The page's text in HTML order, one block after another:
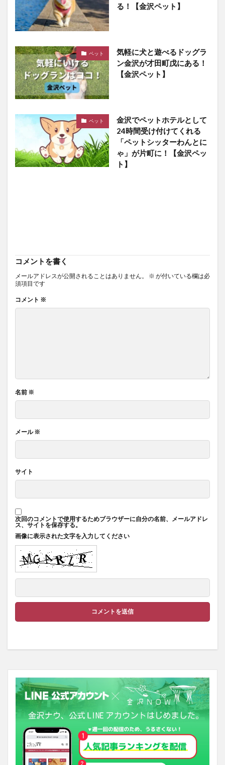
る！【金沢ペット】
ペット
気軽に犬と遊べるドッグラ
ン金沢が才田町戊にある！
【金沢ペット】
ペット
金沢でペットホテルとして
24時間受け付けてくれる
「ペットシッターわんとに
ゃ」が片町に！【金沢ペッ
ト】
コメントを書く
メールアドレスが公開されることはありません。 ※ が付いている欄は必
須項目です
コメント ※
名前 ※
メール※
サイト
次回のコメントで使用するためブラウザーに自分の名前、メールアドレ
ス、サイトを保存する。
画像に表示された文字を入力してください